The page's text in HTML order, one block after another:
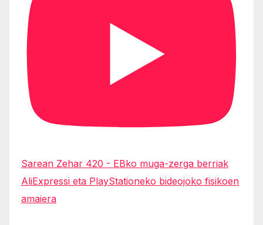
Sarean Zehar 420 - EBko muga-zerga berriak
AliExpressi eta PlayStationeko bideojoko fisikoen
amaiera